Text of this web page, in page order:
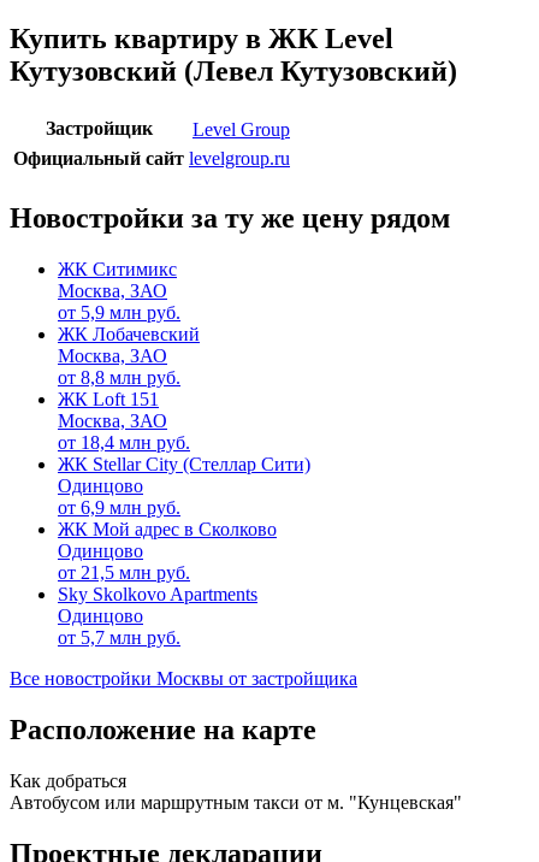
Купить квартиру в ЖК Level
Кутузовский (Левел Кутузовский)
Застройщик
Level Group
Официальный сайт levelgroup.ru
Новостройки за ту же цену рядом
ЖК Ситимикс
Москва, ЗАО
от 5,9 млн руб.
ЖК Лобачевский
Москва, ЗАО
от 8,8 млн руб.
ЖК Loft 151
Москва, ЗАО
от 18,4 млн руб.
ЖК Stellar City (Стеллар Сити)
Одинцово
от 6,9 млн руб.
ЖК Мой адрес в Сколково
Одинцово
от 21,5 млн руб.
Sky Skolkovo Apartments
Одинцово
от 5,7 млн руб.
Все новостройки Москвы от застройщика
Расположение на карте
Как добраться
Автобусом или маршрутным такси от м. "Кунцевская"
Проектные декларации